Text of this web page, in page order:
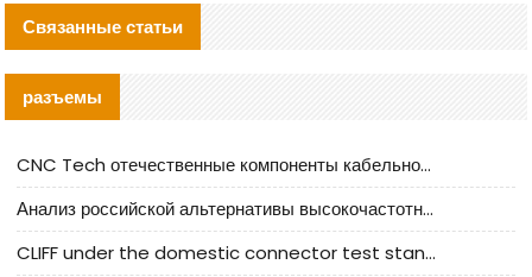
Связанные статьи
разъемы
CNC Tech отечественные компоненты кабельной арматуры оценка и руководство по производственному внедрению
Анализ российской альтернативы высокочастотных кабельных колодцев I-PEX
CLIFF under the domestic connector test standard update